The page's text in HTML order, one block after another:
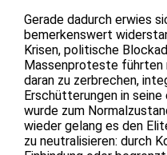
Gerade dadurch erwies
bemerkenswert
Krisen, politische
Massenproteste
daran zu zerbrechen,
Erschütterungen in
wurde zum
wieder gelang es den
zu neutralisieren: durch